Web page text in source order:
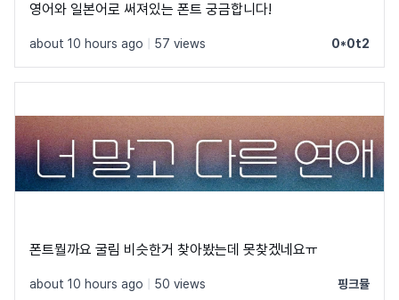
영어와 일본어로 써져있는 폰트 궁금합니다!
about 10 hours ago 57 views 0*0t2
폰트뭘까요 굴림 비슷한거 찾아봤는데 못찾겠네요ㅠ
about 10 hours ago 50 views 핑크뮬